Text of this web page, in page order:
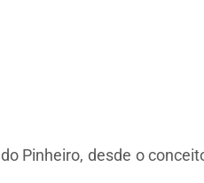
Pinheiro, desde o